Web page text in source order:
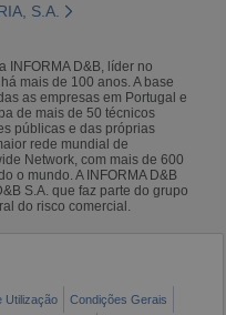
S.A.
INFORMA D&B, líder no
mais de 100 anos. A base
as empresas em Portugal e
de mais de 50 técnicos
públicas e das próprias
rede mundial de
Network, com mais de 600
o mundo. A INFORMA D&B
S.A. que faz parte do grupo
do risco comercial.
Utilização Condições Gerais